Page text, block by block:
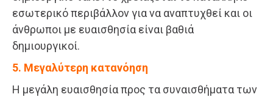
εσωτερικό περιβάλλον για να αναπτυχθεί και οι
άνθρωποι με ευαισθησία είναι βαθιά
δημιουργικοί.
5. Μεγαλύτερη κατανόηση
Η μεγάλη ευαισθησία προς τα συναισθήματα των